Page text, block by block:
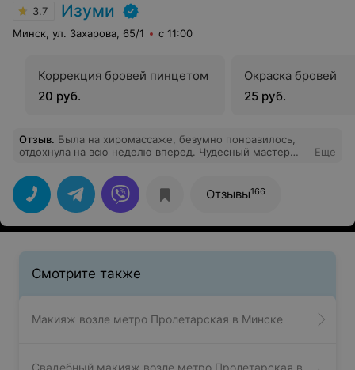
3.7 Изуми
Минск, ул. Захарова, 65/1 с 11:00
Коррекция бровей пинцетом
20 руб.
Окраска бровей
25 руб.
Отзыв. Была на хиромассаже, безумно понравилось,
отдохнула на всю неделю вперед. Чудесный мастер
Рекомендую посетить данную процедуру, а также это
отличный подарок для любого.
Еще
Отзывы166
Смотрите также
Макияж возле метро Пролетарская в Минске
Свадебный макияж возле метро Пролетарская в